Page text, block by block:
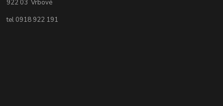
922 03 Vrbové
tel 0918 922 191